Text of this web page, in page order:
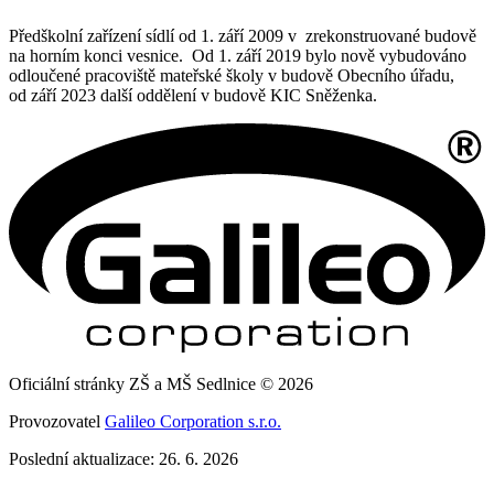
Předškolní zařízení sídlí od 1. září 2009 v zrekonstruované budově
na horním konci vesnice. Od 1. září 2019 bylo nově vybudováno
odloučené pracoviště mateřské školy v budově Obecního úřadu,
od září 2023 další oddělení v budově KIC Sněženka.
Oficiální stránky ZŠ a MŠ Sedlnice © 2026
Provozovatel Galileo Corporation s.r.o.
Poslední aktualizace: 26. 6. 2026